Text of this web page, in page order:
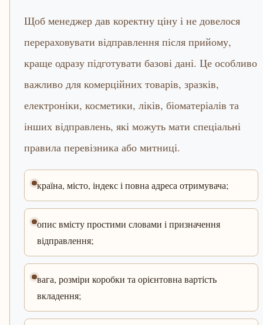
Щоб менеджер дав коректну ціну і не довелося
перераховувати відправлення після прийому,
краще одразу підготувати базові дані. Це особливо
важливо для комерційних товарів, зразків,
електроніки, косметики, ліків, біоматеріалів та
інших відправлень, які можуть мати спеціальні
правила перевізника або митниці.
країна, місто, індекс і повна адреса отримувача;
опис вмісту простими словами і призначення
відправлення;
вага, розміри коробки та орієнтовна вартість
вкладення;